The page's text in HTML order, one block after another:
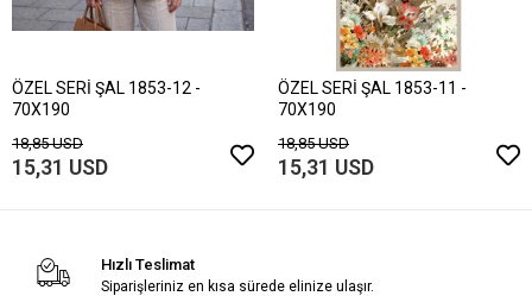
ÖZEL SERİ ŞAL 1853-12 -
70X190
18,85 USD
15,31 USD
ÖZEL SERİ ŞAL 1853-11 -
70X190
18,85 USD
15,31 USD
Hızlı Teslimat
Siparişleriniz en kısa sürede elinize ulaşır.